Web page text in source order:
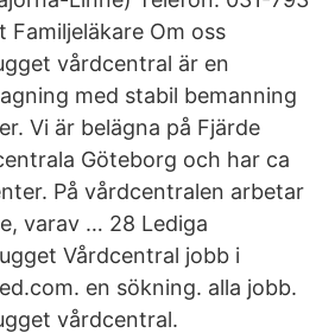
Familjeläkare Om oss
vårdcentral är en
med stabil bemanning
Vi är belägna på Fjärde
Göteborg och har ca
På vårdcentralen arbetar
varav … 28 Lediga
Vårdcentral jobb i
en sökning. alla jobb.
vårdcentral.